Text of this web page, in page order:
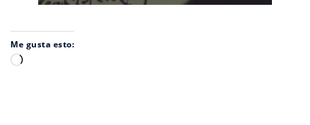
Me gusta esto:
Cargando...